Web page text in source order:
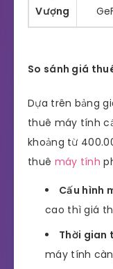
Vượng
So sánh giá
Dựa trên bảng
thuê máy tính
khoảng từ
thuê máy tính
Cấu hình
cao thì giá
Thời gian
máy tính